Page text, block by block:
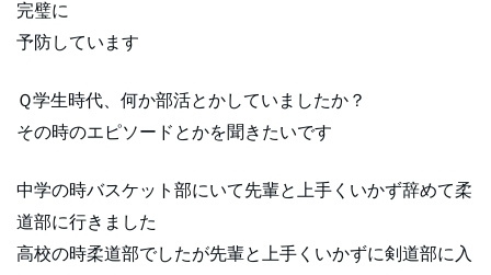
完璧に
予防しています
Ｑ学生時代、何か部活とかしていましたか？
その時のエピソードとかを聞きたいです
中学の時バスケット部にいて先輩と上手くいかず辞めて柔
道部に行きました
高校の時柔道部でしたが先輩と上手くいかずに剣道部に入